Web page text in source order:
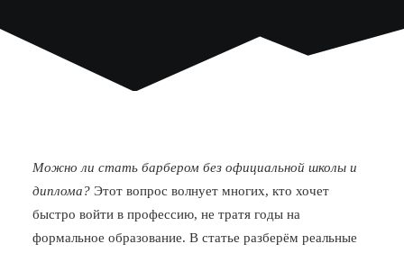
Можно ли стать барбером без официальной школы и
диплома? Этот вопрос волнует многих, кто хочет
быстро войти в профессию, не тратя годы на
формальное образование. В статье разберём реальные